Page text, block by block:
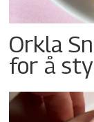
Orkla
for å